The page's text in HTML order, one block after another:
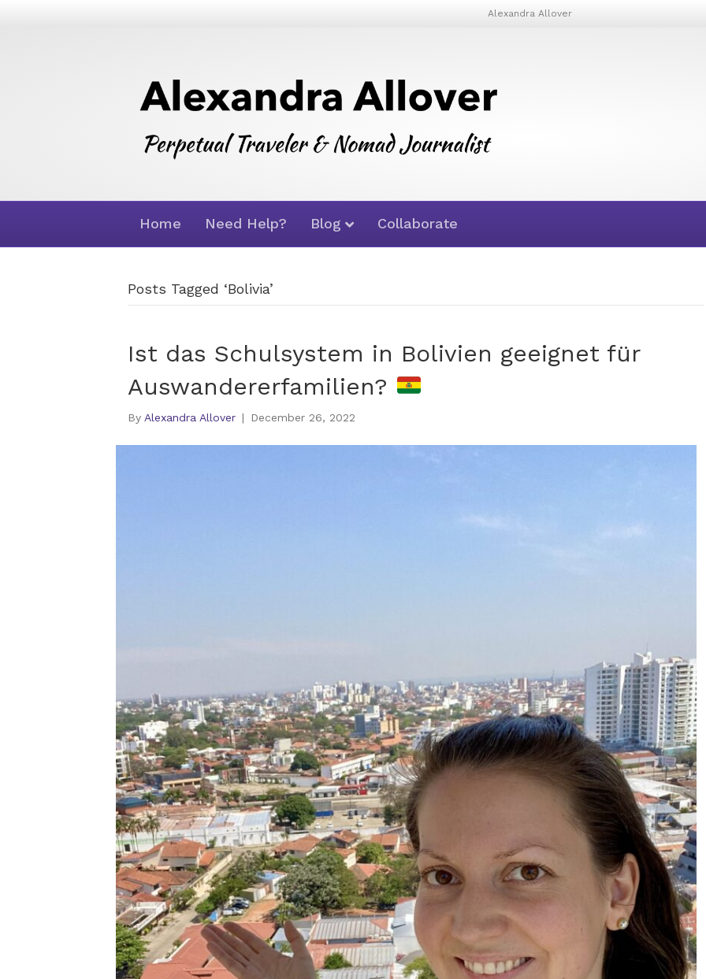
Alexandra Allover
Home Need Help? Blog Collaborate
Posts Tagged ‘Bolivia’
Ist das Schulsystem in Bolivien geeignet für
Auswandererfamilien?
By Alexandra Allover | December 26, 2022